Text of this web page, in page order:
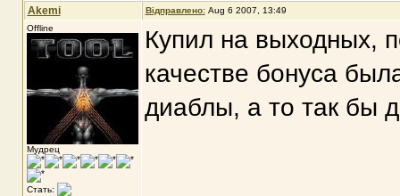
Akemi Відправлено: Aug 6 2007, 13:49
Offline
Мудрец
Стать:
Купил на выходных,
качестве бонуса
диаблы, а то так бы